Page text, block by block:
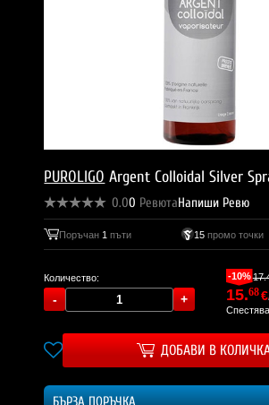
PUROLIGO Argent Colloidal Silver
0.00 РевютаНапиши Ревю
Поръчан 1 пъти 15промо точки
Количество: -10%
15.68€
ДОБАВИ В